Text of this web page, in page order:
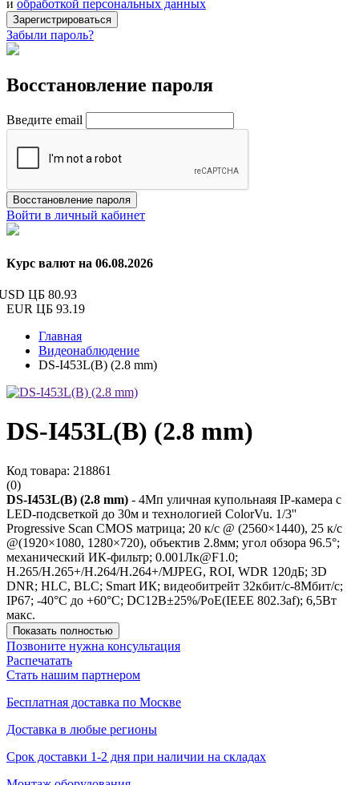
и обработкой персональных данных
Зарегистрироваться
Забыли пароль?
Восстановление пароля
Введите email
Восстановление пароля
Войти в личный кабинет
Курс валют на 06.08.2026
ЦБ 80.93
EUR ЦБ 93.19
Главная
Видеонаблюдение
DS-I453L(B) (2.8 mm)
DS-I453L(B) (2.8 mm)
Код товара: 218861
(0)
DS-I453L(B) (2.8 mm) - 4Мп уличная купольнаяя IP-камера с
LED-подсветкой до 30м и технологией ColorVu. 1/3''
Progressive Scan CMOS матрица; 20 к/с @ (2560×1440), 25 к/с
@(1920×1080, 1280×720), объектив 2.8мм; угол обзора 96.5°;
механический ИК-фильтр; 0.001Лк@F1.0;
H.265/H.265+/H.264/H.264+/MJPEG, ROI, WDR 120дБ; 3D
DNR; HLC, BLC; Smart ИК; видеобитрейт 32кбит/с-8Мбит/с;
IP67; -40°C до +60°C; DC12В±25%/PoE(IEEE 802.3af); 6,5Вт
макс.
Показать полностью
Позвоните нужна консультация
Распечатать
Стать нашим партнером
Бесплатная доставка по Москве
Доставка в любые регионы
Срок доставки 1-2 дня при наличии на складах